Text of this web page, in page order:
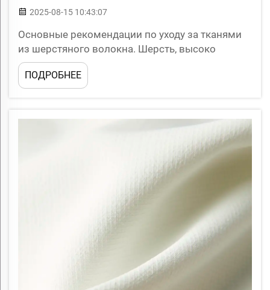
2025-08-15 10:43:07
Основные рекомендации по уходу за тканями
из шерстяного волокна. Шерсть, высоко
универсальное и натуральное волокно, ценится
за тепло, воздухопроницаемость и уникальные
влагоотводящие свойства. Однако для
мягкости шерсти необходим правильный уход...
ПОДРОБНЕЕ